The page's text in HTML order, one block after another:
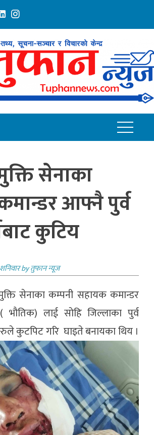
सेनाका
आफ्नै पुर्व
कुटिय
byतुफान न्यूज
सेनाका कम्पनी सहायक कमान्डर
भाैतिक) लाई साेहि जिल्लाका पुर्व
कुटपिट गरि घाइते बनायका थिय ।